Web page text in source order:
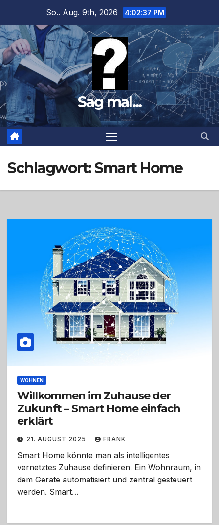
springen
So.. Aug. 9th, 2026 4:02:38 PM
Sag mal...
Schlagwort:Smart Home
WOHNEN
Willkommen im Zuhause der
Zukunft – Smart Home einfach
erklärt
21. AUGUST 2025 FRANK
Smart Home könnte man als intelligentes
vernetztes Zuhause definieren. Ein Wohnraum, in
dem Geräte automatisiert und zentral gesteuert
werden. Smart…